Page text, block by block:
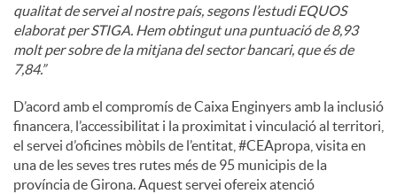
qualitat de servei al nostre país, segons l’estudi EQUOS
elaborat per STIGA. Hem obtingut una puntuació de 8,93
molt per sobre de la mitjana del sector bancari, que és de
7,84.”
D’acord amb el compromís de Caixa Enginyers amb la inclusió
financera, l’accessibilitat i la proximitat i vinculació al territori,
el servei d’oficines mòbils de l’entitat, #CEApropa, visita en
una de les seves tres rutes més de 95 municipis de la
província de Girona. Aquest servei ofereix atenció